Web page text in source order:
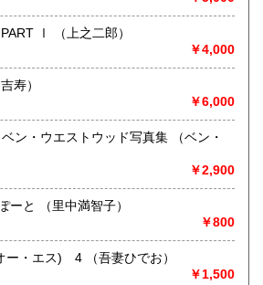
、古書一般（その他）
ブカルチャー、古書一般等
ドキュメント暴走族 PART Ⅰ （上之二郎）
￥4,000
瓜田吉寿）
￥6,000
ウエストウッド写真集 （ベン・
￥2,900
里中満智子のABCれぽーと （里中満智子）
￥800
ななこSOS (エス・オー・エス) 4 （吾妻ひでお）
￥1,500